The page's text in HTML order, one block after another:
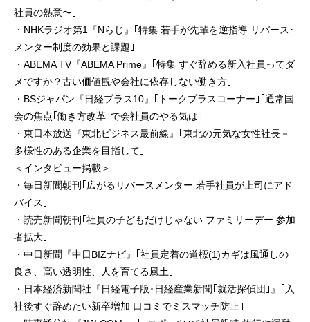
社員の熱意〜｣
・NHKラジオ第1『Nらじ』｢特集 若手が先輩を逆指導 リバース･
メンター制度の効果と課題｣
・ABEMA TV『ABEMA Prime』｢特集 すぐ辞める新入社員ってダ
メですか？古い価値観や会社に依存しない働き方｣
・BSジャパン『日経プラス10』｢トークプラスコーナー｣｢通常国
会の焦点｢働き方改革｣で会社員のやる気は｣
・東日本放送『東北ビジネス最前線』｢東北の元気な女性社長－
多様性のある企業を目指して｣
＜インタビュー掲載＞
・毎日新聞朝刊｢広がるリバースメンター 若手社員が上司にアド
バイス｣
・読売新聞朝刊｢社員の子どもだけじゃない ファミリーデー 参加
者拡大｣
・中日新聞『中日BIZナビ』｢社員定着の道標(1)カギは風通しの
良さ、高い透明性、人を育てる風土｣
・日本経済新聞社『日経電子版･日経産業新聞｢就活探偵団｣』｢入
社後すぐ辞めたい新卒増加 口コミでミスマッチ防止｣